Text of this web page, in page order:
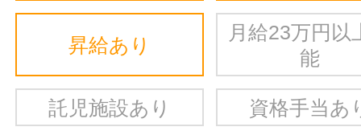
昇給あり
月給23万円以
能
託児施設あり 資格手当あ